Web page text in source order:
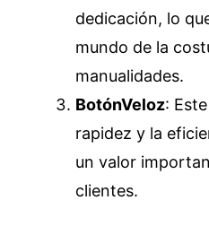
dedicación, lo
mundo de la
manualidades.
BotónVeloz:
rapidez y la
un valor
clientes.